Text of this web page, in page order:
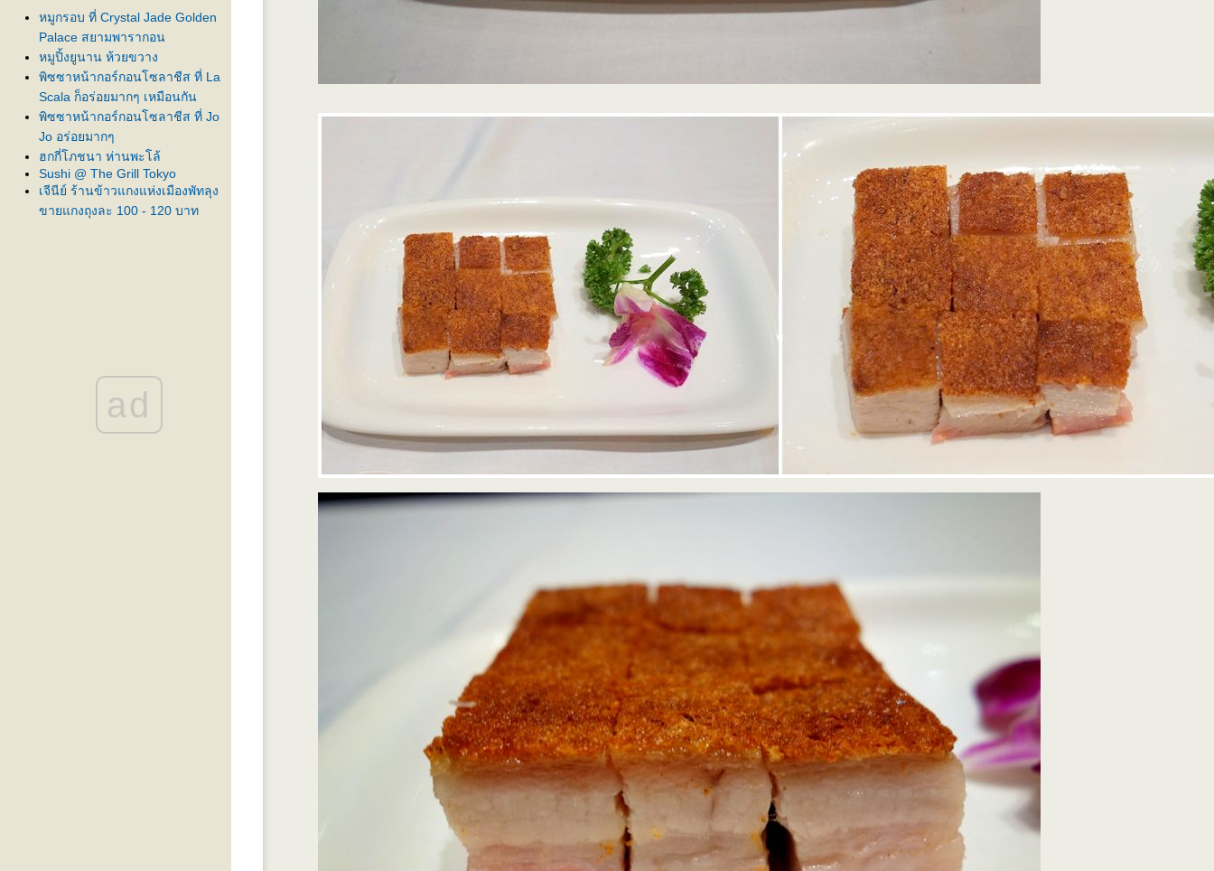
หมูกรอบ ที่ Crystal Jade Golden
Palace สยามพารากอน
หมูปิ้งยูนาน ห้วยขวาง
พิซซาหน้ากอร์กอนโซลาชีส ที่ La
Scala ก็อร่อยมากๆ เหมือนกัน
พิซซาหน้ากอร์กอนโซลาชีส ที่ Jo
Jo อร่อยมากๆ
ฮกกี่โภชนา ห่านพะโล้
Sushi @ The Grill Tokyo
เจีนีย์ ร้านข้าวแกงแห่งเมืองพัทลุง
ขายแกงถุงละ 100 - 120 บาท
Yoshinoya ข้าวหน้าเนื้อ ตำรับเก่า
ad